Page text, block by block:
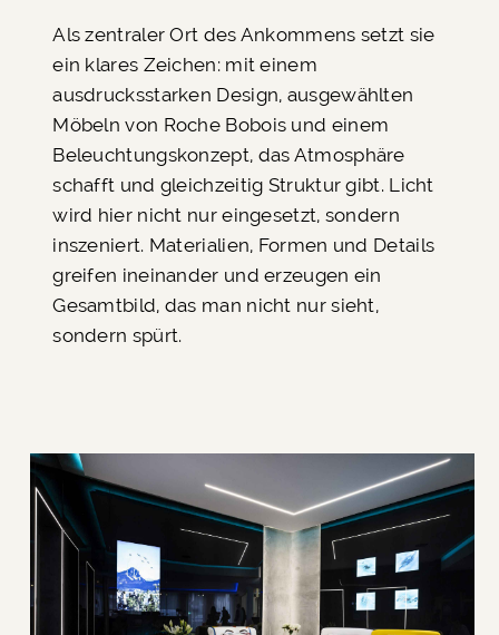
Als zentraler Ort des Ankommens setzt sie
ein klares Zeichen: mit einem
ausdrucksstarken Design, ausgewählten
Möbeln von Roche Bobois und einem
Beleuchtungskonzept, das Atmosphäre
schafft und gleichzeitig Struktur gibt. Licht
wird hier nicht nur eingesetzt, sondern
inszeniert. Materialien, Formen und Details
greifen ineinander und erzeugen ein
Gesamtbild, das man nicht nur sieht,
sondern spürt.